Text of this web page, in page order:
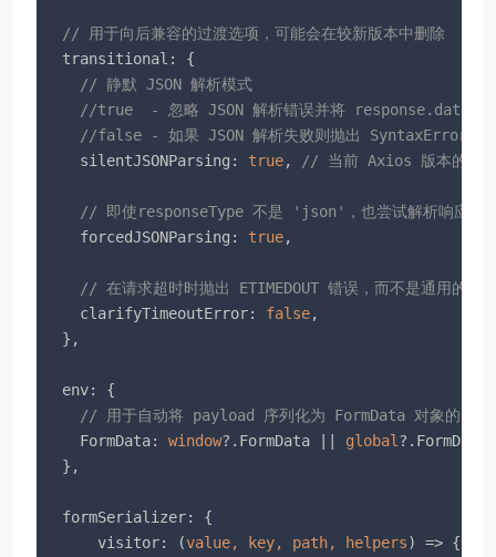
// 用于向后兼容的过渡选项，可能会在较新版本中删除
transitional : {
// 静默 JSON 解析模式
//true  - 忽略 JSON 解析错误并将 response.data 设
//false - 如果 JSON 解析失败则抛出 SyntaxError（
silentJSONParsing : true, // 当前 Axios 版本的默
// 即使responseType 不是 'json'，也尝试解析响应字符
forcedJSONParsing : true,
// 在请求超时时抛出 ETIMEDOUT 错误，而不是通用的
clarifyTimeoutError: false,
  },
env: {
// 用于自动将 payload 序列化为 FormData 对象的
FormData: window?.FormData || global ?.FormData
  },
formSerializer: {
visitor: (value, key, path, helpers) => {};